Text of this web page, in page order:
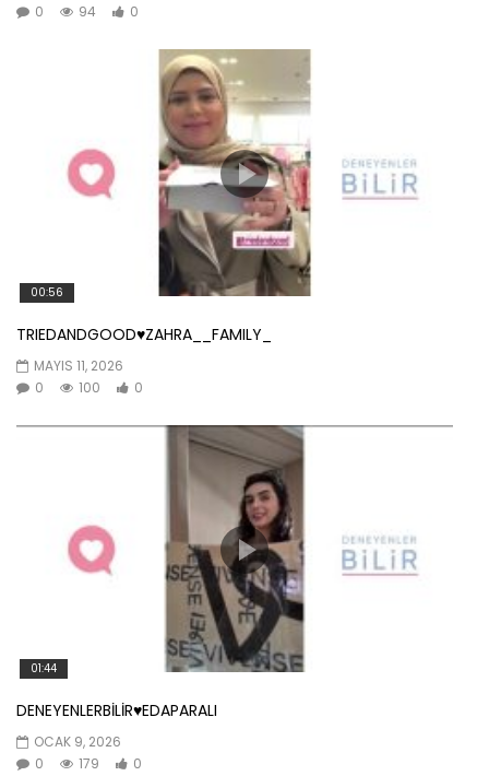
0
94 0
00:56
TRIEDANDGOOD♥️ZAHRA__FAMILY_
MAYIS 11, 2026
0
100 0
01:44
DENEYENLERBİLİR♥️EDAPARALI
OCAK 9, 2026
0
179 0